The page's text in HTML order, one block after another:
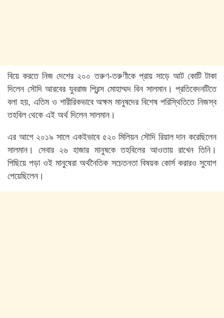
বিয়ে করতে নিজ দেশের ২০০ তরুণ-তরুণীকে প্রায় সাড়ে আট কোটি টাকা
দিলেন সৌদি আরবের যুবরাজ প্রিন্স মোহাম্মদ বিন সালমান। প্রতিবেদনটিতে
বলা হয়, এতিম ও শারীরিকভাবে অক্ষম মানুষদের বিশেষ পরিস্থিতিতে নিজস্ব
তহবিল থেকে এই অর্থ দিলেন সালমান।
এর আগে ২০১৯ সালে একইভাবে ৫২০ মিলিয়ন সৌদি রিয়াল দান করেছিলেন
সালমান। সেবার ২৬ হাজার মানুষকে তহবিলের আওতায় রাখেন তিনি।
পিছিয়ে পড়া ওই মানুষেরা অর্থনৈতিক সচেতনতা বিষয়ক কোর্স করারও সুযোগ
পেয়েছিলেন।